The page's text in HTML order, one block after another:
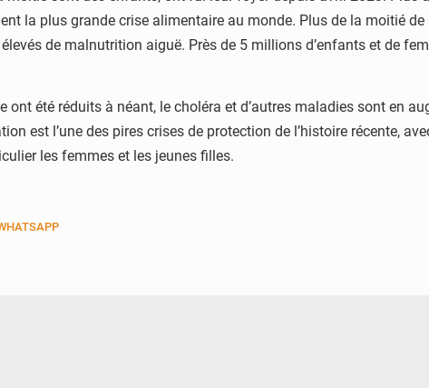
la plus grande crise alimentaire au monde. Plus de la moitié
de malnutrition aiguë. Près de 5 millions d’enfants et de
ont été réduits à néant, le choléra et d’autres maladies sont en
est l’une des pires crises de protection de l’histoire récente,
les femmes et les jeunes filles.